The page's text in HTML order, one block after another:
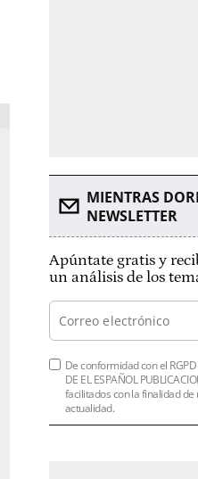
MIENTRAS
NEWSLETTER
Apúntate gratis y
un análisis de los
De conformidad con el RGPD
DE EL ESPAÑOL
facilitados con la finalidad
actualidad.